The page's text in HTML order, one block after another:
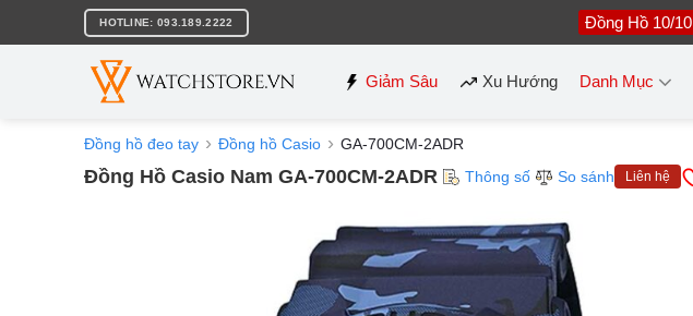
nội
HOTLINE: 093.189.2222 Đồng Hồ 10/10
Giảm Sâu Xu Hướng Danh Mục
Đồng hồ đeo tay Đồng hồ Casio GA-700CM-2ADR
Đồng Hồ Casio Nam GA-700CM-2ADR Thông số So sánh Liên hệ